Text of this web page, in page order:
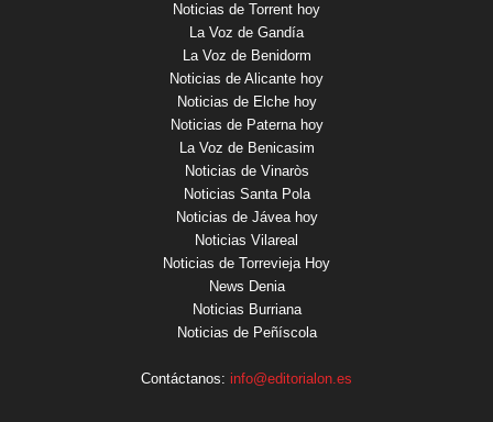
Noticias de Torrent hoy
La Voz de Gandía
La Voz de Benidorm
Noticias de Alicante hoy
Noticias de Elche hoy
Noticias de Paterna hoy
La Voz de Benicasim
Noticias de Vinaròs
Noticias Santa Pola
Noticias de Jávea hoy
Noticias Vilareal
Noticias de Torrevieja Hoy
News Denia
Noticias Burriana
Noticias de Peñíscola
Contáctanos: info@editorialon.es